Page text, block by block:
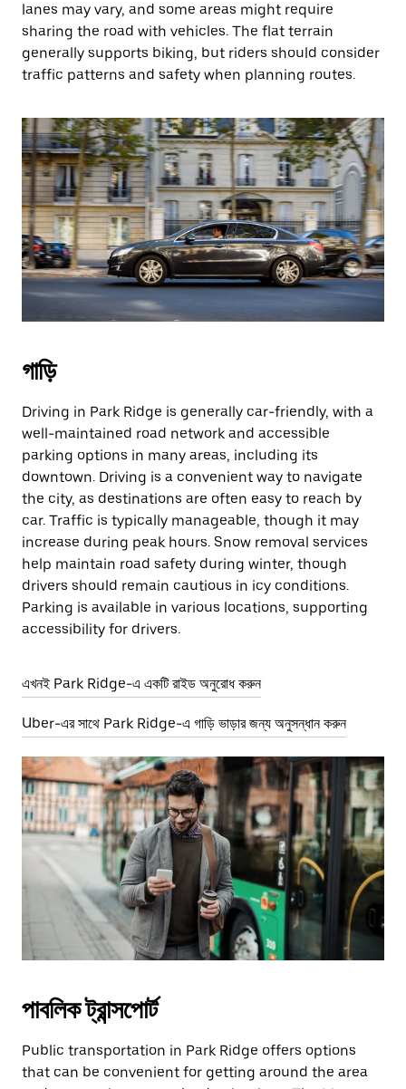
lanes may vary, and some areas might require
sharing the road with vehicles. The flat terrain
generally supports biking, but riders should consider
traffic patterns and safety when planning routes.
গাড়ি
Driving in Park Ridge is generally car-friendly, with a
well-maintained road network and accessible
parking options in many areas, including its
downtown. Driving is a convenient way to navigate
the city, as destinations are often easy to reach by
car. Traffic is typically manageable, though it may
increase during peak hours. Snow removal services
help maintain road safety during winter, though
drivers should remain cautious in icy conditions.
Parking is available in various locations, supporting
accessibility for drivers.
এখনই Park Ridge-এ একটি রাইড অনুরোধ করুন
Uber-এর সাথে Park Ridge-এ গাড়ি ভাড়ার জন্য অনুসন্ধান করুন
পাবলিক ট্রান্সপোর্ট
Public transportation in Park Ridge offers options
that can be convenient for getting around the area